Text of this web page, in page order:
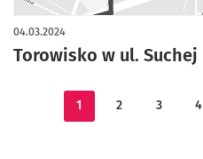
Torowisko w ul. Suchej
04.03.2024
1 2 3 4